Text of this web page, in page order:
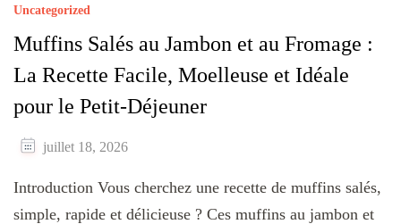
Uncategorized
Muffins Salés au Jambon et au Fromage :
La Recette Facile, Moelleuse et Idéale
pour le Petit-Déjeuner
juillet 18, 2026
Introduction Vous cherchez une recette de muffins salés,
simple, rapide et délicieuse ? Ces muffins au jambon et